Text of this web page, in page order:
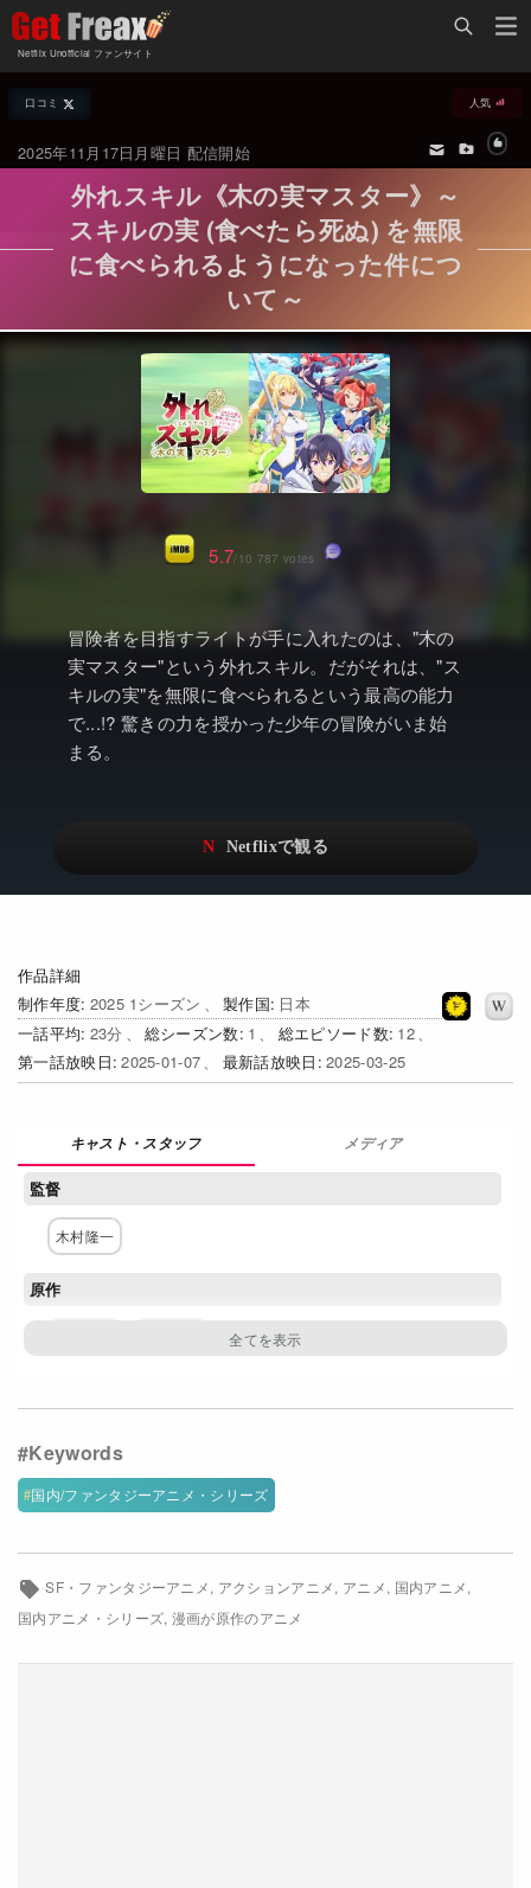
Netflix Unofficial ファンサイト
Netflix新着作品
オールジャンル
海外ドラマ・シリーズ
海外映画
国内TV番組・ドラマ
国内映画
アジアTV番組・ドラマ
アジア映画
Netflixオリジナル作品
リアリティ
日本語吹替対応作品
その他の国の映画
配信終了予定の作品
海外ドラマ・ラインナップ
Netflix 人気ランキング
Netflix 全作品ラインナップ
Netflix配信作品カスタム検索
トレンド
VOD 総合作品情報
Netflix・VOD総合News
Netflix Video
…
Netflix 吹替版作品
Netflixオリジナル作品
Get Freaxフォーラム
お問い合わせ
口コミ 人気
2025年11月17日月曜日 配信開始
外れスキル《木の実マスター》～
スキルの実 (食べたら死ぬ) を無限
に食べられるようになった件につ
いて～
冒険者を目指すライトが手に入れたのは、"木の
実マスター"という外れスキル。だがそれは、"ス
キルの実"を無限に食べられるという最高の能力
で...!? 驚きの力を授かった少年の冒険がいま始
まる。
作品詳細
制作年度 2025 1シーズン 製作国 日本
一話平均 23 総シーズン数 1 総エピソード数 12
第一話放映日 2025-01-07 最新話放映日 2025-03-25
5.7/10 787 votes
メディア
監督
木村隆一
原作
キャラクター原案・デザイン
主な出演者
国内/ファンタジーアニメ・シリーズ
SF・ファンタジーアニメ アクションアニメ アニメ 国内アニメ
国内アニメ・シリーズ 漫画が原作のアニメ